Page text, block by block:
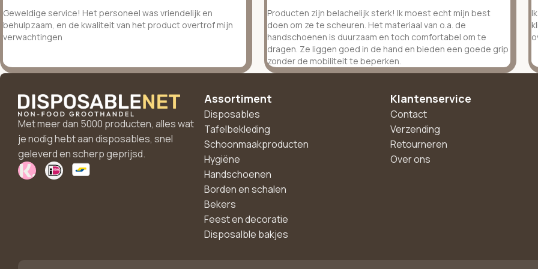
Geweldige service! Het personeel was vriendelijk en
behulpzaam, en de kwaliteit van het product overtrof mijn
verwachtingen
Producten zijn belachelijk sterk! Ik moest echt mijn best
doen om ze te scheuren. Het materiaal van o.a. de
handschoenen is duurzaam en toch comfortabel om te
dragen. Ze liggen goed in de hand en bieden een goede grip
zonder de mobiliteit te beperken.
Met meer dan 5000 producten, alles wat
je nodig hebt aan disposables, snel
geleverd en scherp geprijsd.
Assortiment
Disposables
Tafelbekleding
Schoonmaakproducten
Hygiëne
Handschoenen
Borden en schalen
Bekers
Feest en decoratie
Disposalble bakjes
Klantenservice
Contact
Verzending
Retourneren
Over ons